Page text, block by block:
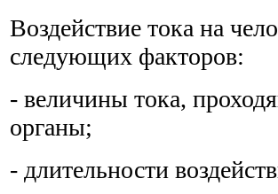
Воздействие тока на
следующих факторов:
- величины тока,
органы;
- длительности